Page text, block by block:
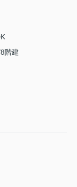
階建